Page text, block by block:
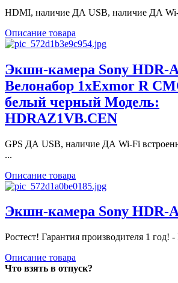
HDMI, наличие ДА USB, наличие ДА
Описание товара
Экшн-камера Sony HDR-
Велонабор 1xExmor R
белый черный Модель:
HDRAZ1VB.CEN
GPS ДА USB, наличие ДА Wi-Fi
...
Описание товара
Экшн-камера Sony HDR-
Ростест! Гарантия производителя 1 год!
Описание товара
Что взять в отпуск?